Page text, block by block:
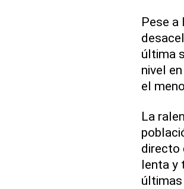
Pese a
última
nivel
el
La
directo
lenta y
últimas